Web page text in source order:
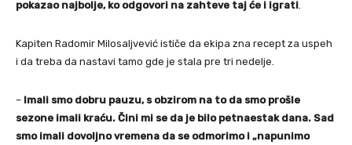
pokazao najbolje, ko odgovori na zahteve taj će i igrati
Kapiten Radomir Milosaljvević ističe da ekipa zna recept za uspeh
i da treba da nastavi tamo gde je stala pre tri nedelje.
– Imali smo dobru pauzu, s obzirom na to da smo prošle
sezone imali kraću. Čini mi se da je bilo petnaestak dana. Sad
smo imali dovoljno vremena da se odmorimo i „napunimo